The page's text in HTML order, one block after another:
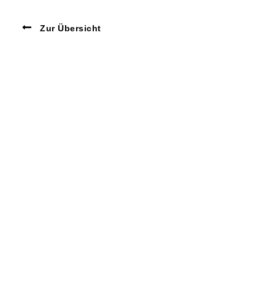
Zur Übersicht